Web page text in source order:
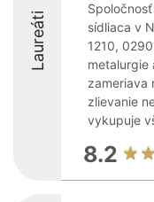
Laureáti
sídliaca v
1210,
metalurgie
zameriava
zlievanie
vykupuje
8.2